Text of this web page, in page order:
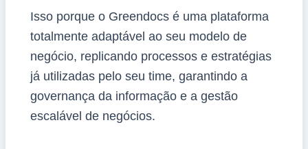
Isso porque o Greendocs é uma plataforma
totalmente adaptável ao seu modelo de
negócio, replicando processos e estratégias
já utilizadas pelo seu time, garantindo a
governança da informação e a gestão
escalável de negócios.